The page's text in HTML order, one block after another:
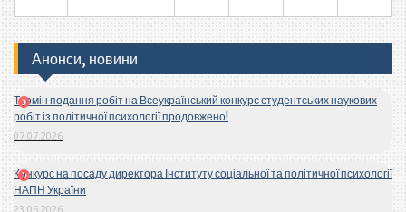
Анонси, новини
Термін подання робіт на Всеукраїнський конкурс студентських наукових
робіт із політичної психології продовжено!
07.07.2026
Конкурс на посаду директора Інституту соціальної та політичної психології
НАПН України
23.06.2026